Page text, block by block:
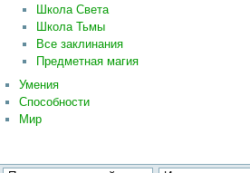
Школа Света
Школа Тьмы
Все заклинания
Предметная магия
Умения
Способности
Мир